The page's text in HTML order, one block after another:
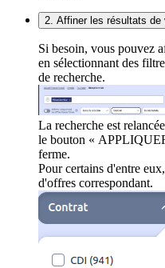
2. Affiner les résultats de
Si besoin, vous pouvez
en sélectionnant des
de recherche.
La recherche est
le bouton «
ferme.
Pour certains d'entre
d'offres correspondant.